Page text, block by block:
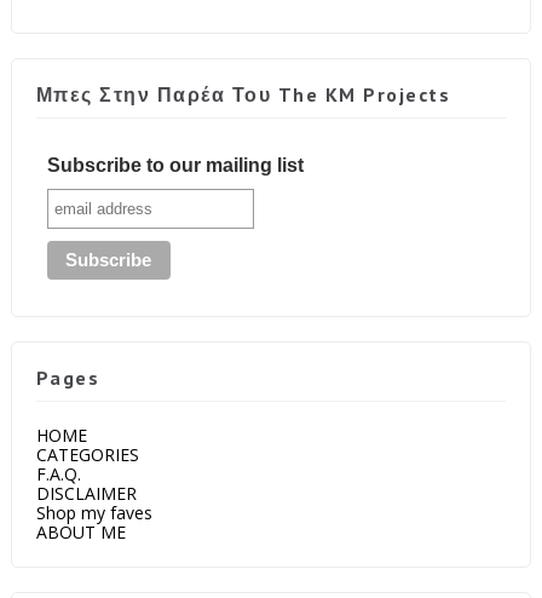
Μπες Στην Παρέα Του The KM Projects
Subscribe to our mailing list
Pages
HOME
CATEGORIES
F.A.Q.
DISCLAIMER
Shop my faves
ABOUT ME